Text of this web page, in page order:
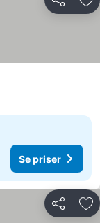
Del
Se priser
Del